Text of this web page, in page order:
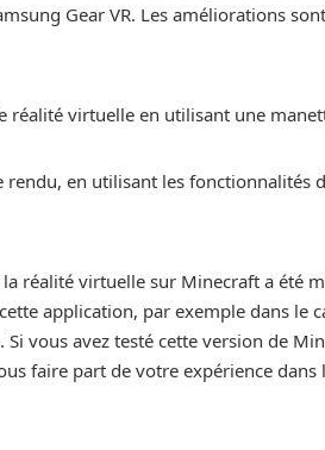
Gear VR. Les améliorations
réalité virtuelle en utilisant une
en utilisant les fonctionnalités
réalité virtuelle sur Minecraft a été
application, par exemple dans le
vous avez testé cette version de
faire part de votre expérience dans